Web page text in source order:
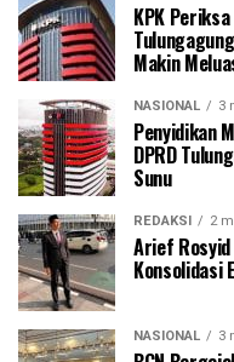
KPK
Makin
NASIONAL 3
Penyidikan
DPRD
Sunu
REDAKSI 2
Arief Rosyid
Konsolidasi
NASIONAL 3